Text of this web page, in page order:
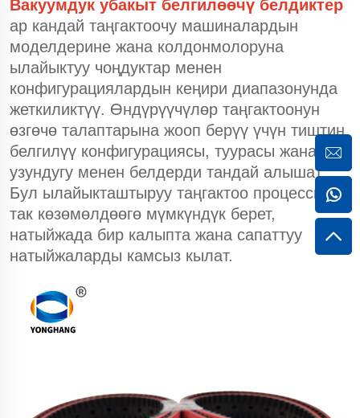
Вакуумдук убакыт белгилөөчү белдиктер
ар кандай таңгактоочу машиналардын
моделдерине жана колдонмолоруна
ылайыктуу чоңдуктар менен
конфигурациялардын кеңири диапазонунда
жеткиликтүү. Өндүрүүчүлөр таңгактоонун
өзгөчө талаптарына жооп берүү үчүн тиштин
белгилүү конфигурациясы, туурасы жана
узундугу менен белдерди тандай алышат.
Бул ылайыкташтыруу таңгактоо процессин
так көзөмөлдөөгө мүмкүндүк берет,
натыйжада бир калыпта жана сапаттуу
натыйжаларды камсыз кылат.